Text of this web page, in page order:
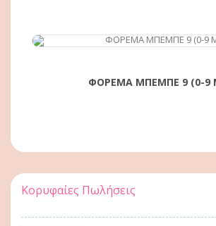
ΑΓΟΡΆ
ΦΟΡΕΜΑ ΜΠΕΜΠΕ 9 (0-9
Κορυφαίες Πωλήσεις